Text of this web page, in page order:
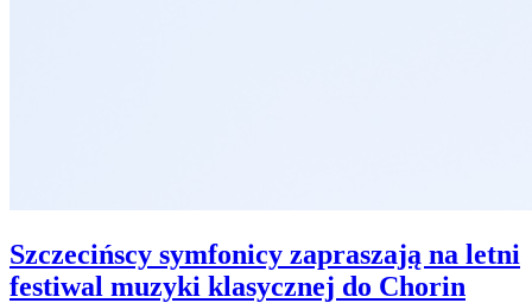
Szczecińscy symfonicy zapraszają na letni
festiwal muzyki klasycznej do Chorin